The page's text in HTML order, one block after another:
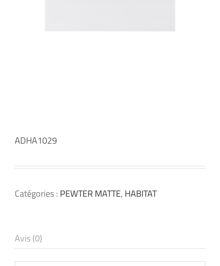
ADHA1029
Catégories : PEWTER MATTE, HABITAT
Avis (0)